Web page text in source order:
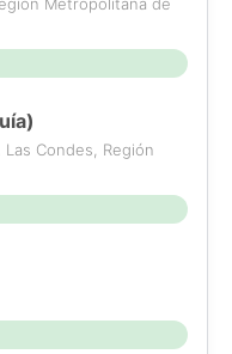
Condes, Región